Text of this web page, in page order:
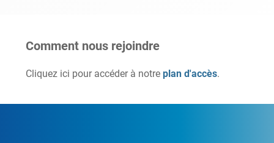
Comment nous rejoindre
Cliquez ici pour accéder à notre plan d'accès.